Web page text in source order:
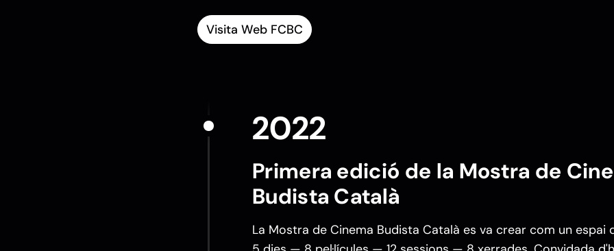
Visita Web FCBC
2022
Primera edició de la Mostra de
Budista Català
La Mostra de Cinema Budista Català es va crear com un espai